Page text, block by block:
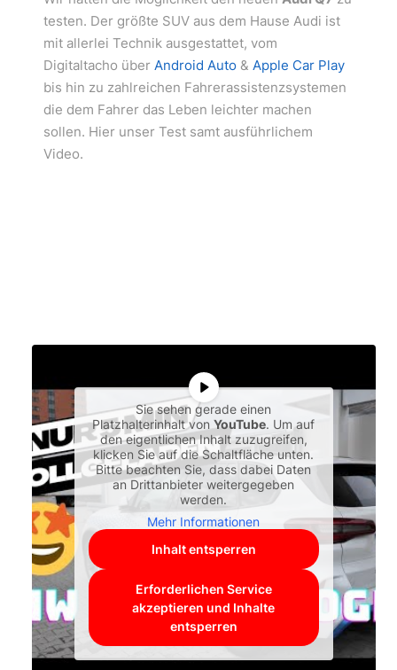
testen. Der größte SUV aus dem Hause Audi ist
mit allerlei Technik ausgestattet, vom
Digitaltacho über Android Auto& Apple Car Play
bis hin zu zahlreichen Fahrerassistenzsystemen
die dem Fahrer das Leben leichter machen
sollen. Hier unser Test samt ausführlichem
Video.
Sie sehen gerade einen
Platzhalterinhalt vonYouTube. Um auf
den eigentlichen Inhalt zuzugreifen,
klicken Sie auf die Schaltfläche unten.
Bitte beachten Sie, dass dabei Daten
an Drittanbieter weitergegeben
werden.
Mehr Informationen
Inhalt entsperren
Erforderlichen Service
akzeptieren und Inhalte
entsperren